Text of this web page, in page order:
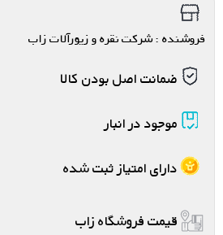
فروشنده : شرکت نقره و زیورآلات زاب
ضمانت اصل بودن کالا
موجود در انبار
دارای امتیاز ثبت شده
قیمت فروشگاه زاب